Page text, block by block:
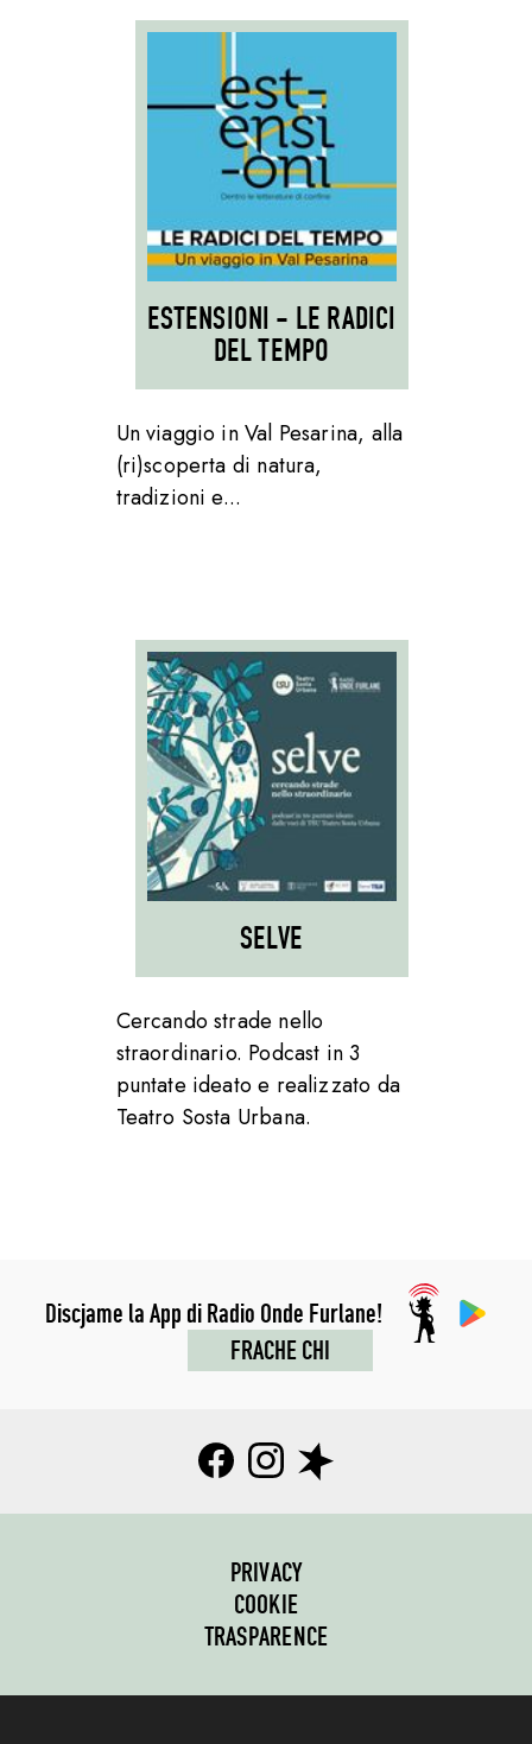
ESTENSIONI - LE RADICI
DEL TEMPO
Un viaggio in Val Pesarina, alla
(ri)scoperta di natura,
tradizioni e...
SELVE
Cercando strade nello
straordinario. Podcast in 3
puntate ideato e realizzato da
Teatro Sosta Urbana.
Discjame la App di Radio Onde Furlane!
FRACHE CHI
PRIVACY
COOKIE
TRASPARENCE